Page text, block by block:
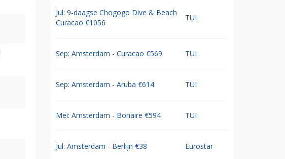
Jul: 9-daagse Chogogo Dive & Beach
Curacao €1056
TUI
Sep: Amsterdam - Curacao €569 TUI
Sep: Amsterdam - Aruba €614 TUI
Mei: Amsterdam - Bonaire €594 TUI
Jul: Amsterdam - Berlijn €38 Eurostar